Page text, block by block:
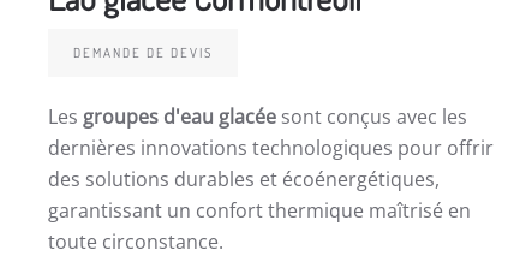
DEMANDE DE DEVIS
Les groupes d'eau glacée sont conçus avec les
dernières innovations technologiques pour offrir
des solutions durables et écoénergétiques,
garantissant un confort thermique maîtrisé en
toute circonstance.